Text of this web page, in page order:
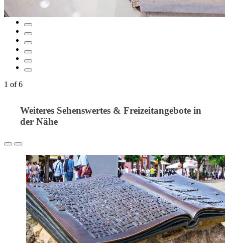
1 of 6
Weiteres Sehenswertes & Freizeitangebote in
der Nähe